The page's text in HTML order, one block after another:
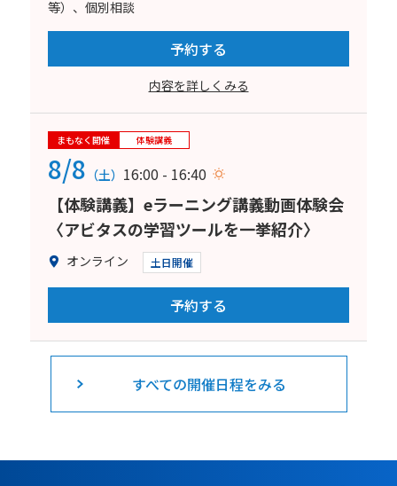
等）、個別相談
予約する
内容を詳しくみる
まもなく開催 体験講義
8/8 （土） 16:00 - 16:40
【体験講義】eラーニング講義動画体験会
〈アビタスの学習ツールを一挙紹介〉
オンライン 土日開催
予約する
すべての開催日程をみる